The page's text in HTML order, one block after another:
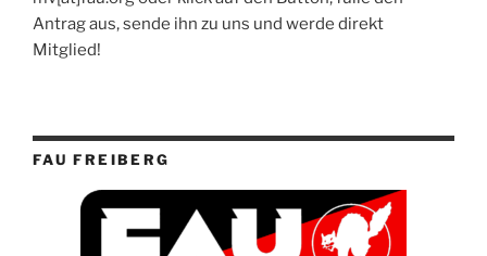
Antrag aus, sende ihn zu uns und werde direkt
Mitglied!
FAU FREIBERG